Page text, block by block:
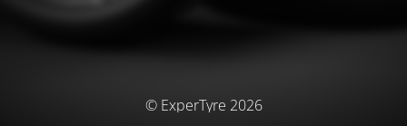
© ExperTyre 2026